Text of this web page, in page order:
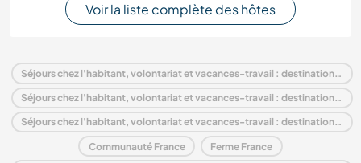
Voir la liste complète des hôtes
Séjours chez l'habitant, volontariat et vacances-travail : destination France
Séjours chez l'habitant, volontariat et vacances-travail : destination Europe
Séjours chez l'habitant, volontariat et vacances-travail : destination Bretagne
Communauté France Ferme France